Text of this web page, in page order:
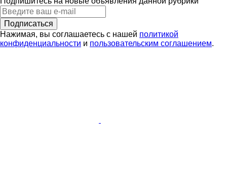
Подписаться
Нажимая, вы соглашаетесь с нашей политикой
конфиденциальности и пользовательским соглашением.